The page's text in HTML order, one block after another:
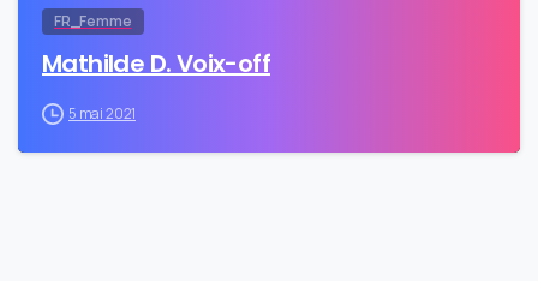
FR_Femme
Mathilde D. Voix-off
5 mai 2021